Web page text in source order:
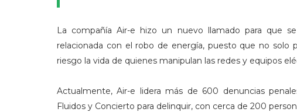
La compañía Air-e hizo un nuevo llamado para que
relacionada con el robo de energía, puesto que no solo
riesgo la vida de quienes manipulan las redes y equipos
Actualmente, Air-e lidera más de 600 denuncias
Fluidos y Concierto para delinquir, con cerca de 200